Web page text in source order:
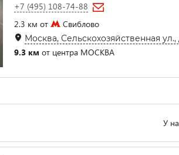
+7 (495) 108-74-88
2.3 км от
Свиблово
Москва, Сельскохозяйственная ул.,
9.3 км от центра МОСКВА
У